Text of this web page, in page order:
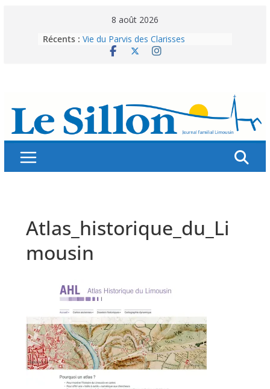
8 août 2026
Récents : Vie du Parvis des Clarisses
La brochure « Des vacances
Splendeurs murales de nos églises
Abonnez-vous ! Réabonnez-vous !
Atlas_historique_du_Li
mousin